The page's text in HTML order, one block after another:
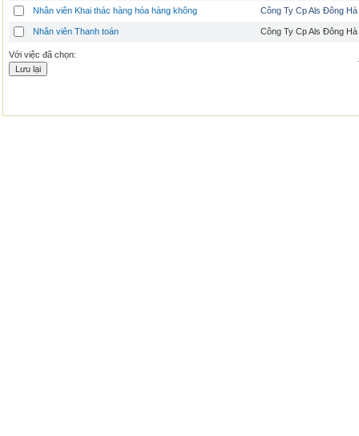
Nhân viên Khai thác hàng hóa hàng không Công Ty Cp Als Đông Hà
Nhân viên Thanh toán Công Ty Cp Als Đông Hà
Với việc đã chọn: